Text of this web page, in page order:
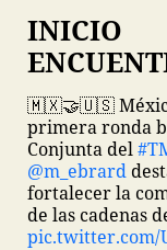
🇲🇽🤝🇺🇸
primera ronda
Conjunta del
@m_ebrard
fortalecer la
de las cadenas
pic.twitter.com/